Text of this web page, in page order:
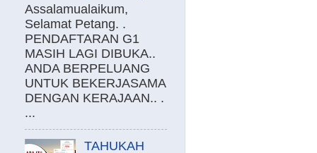
Assalamualaikum,
Selamat Petang. .
PENDAFTARAN G1
MASIH LAGI DIBUKA..
ANDA BERPELUANG
UNTUK BEKERJASAMA
DENGAN KERAJAAN.. .
...
TAHUKAH